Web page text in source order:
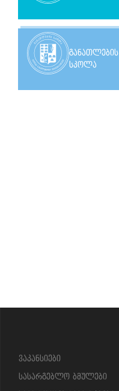
განათლების
სკოლა
ვაკანსიები
სასარგებლო ბმულები